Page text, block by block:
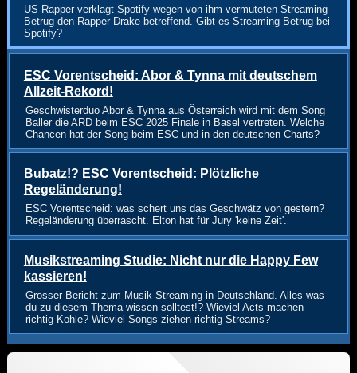
US Rapper verklagt Spotify wegen von ihm vermuteten Streaming
Betrug den Rapper Drake betreffend. Gibt es Streaming Betrug bei
Spotify?
ESC Vorentscheid: Abor & Tynna mit deutschem
Allzeit-Rekord!
Geschwisterduo Abor & Tynna aus Österreich wird mit dem Song
Baller die ARD beim ESC 2025 Finale in Basel vertreten. Welche
Chancen hat der Song beim ESC und in den deutschen Charts?
Bubatz!? ESC Vorentscheid: Plötzliche
Regeländerung!
ESC Vorentscheid: was schert uns das Geschwätz von gestern?
Regeländerung überrascht. Elton hat für Jury 'keine Zeit'.
Musikstreaming Studie: Nicht nur die Happy Few
kassieren!
Grosser Bericht zum Musik-Streaming in Deutschland. Alles was
du zu diesem Thema wissen solltest!? Wieviel Acts machen
richtig Kohle? Wieviel Songs ziehen richtig Streams?